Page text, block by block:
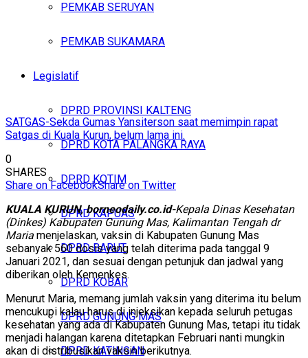
PEMKAB SERUYAN
PEMKAB SUKAMARA
Legislatif
DPRD PROVINSI KALTENG
DPRD KOTA PALANGKA RAYA
DPRD KOTIM
DPRD KAPUAS
DPRD BARUT
DPRD KOBAR
DPRD GUNUNG MAS
DPRD KATINGAN
SATGAS-Sekda Gumas Yansiterson saat memimpin rapat
Satgas di Kuala Kurun, belum lama ini.
0
SHARES
Share on FacebookShare on Twitter
KUALA KURUN, borneodaily.co.id-Kepala Dinas Kesehatan
(Dinkes) Kabupaten Gunung Mas, Kalimantan Tengah dr
Maria menjelaskan, vaksin di Kabupaten Gunung Mas
sebanyak 560 dosis yang telah diterima pada tanggal 9
Januari 2021, dan sesuai dengan petunjuk dan jadwal yang
diberikan oleh Kemenkes.
Menurut Maria, memang jumlah vaksin yang diterima itu belum
mencukupi kalau harus di injeksikan kepada seluruh petugas
kesehatan yang ada di Kabupaten Gunung Mas, tetapi itu tidak
menjadi halangan karena ditetapkan Februari nanti mungkin
akan di distribusikan vaksin berikutnya.